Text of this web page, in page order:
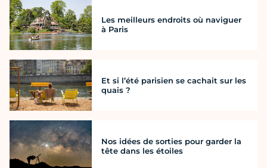
Les meilleurs endroits où naviguer
à Paris
Et si l’été parisien se cachait sur les
quais ?
Nos idées de sorties pour garder la
tête dans les étoiles